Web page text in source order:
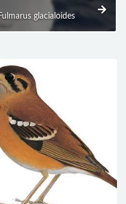
glacialoides